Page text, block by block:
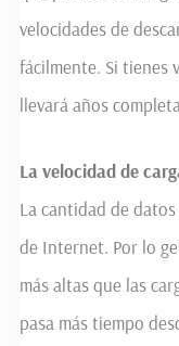
velocidades de
fácilmente. Si tienes
llevará años
La velocidad de
La cantidad de
de Internet. Por lo
más altas que las
pasa más tiempo